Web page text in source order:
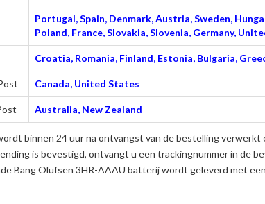
Portugal, Spain, Denmark, Austria, Sweden,
Poland, France, Slovakia, Slovenia, Germany,
Croatia, Romania, Finland, Estonia, Bulgaria,
Canada, United States
Australia, New Zealand
binnen 24 uur na ontvangst van de bestelling verwerkt
is bevestigd, ontvangt u een trackingnummer in de
Bang Olufsen 3HR-AAAU batterijwordt geleverd met